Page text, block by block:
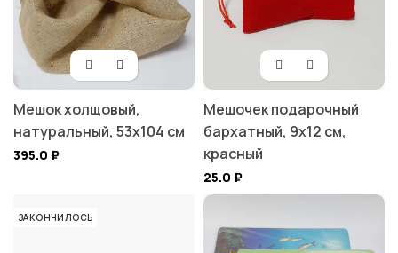
Мешок холщовый,
натуральный, 53х104 см
395.0 ₽
Мешочек подарочный
бархатный, 9х12 см,
красный
25.0 ₽
ЗАКОНЧИЛОСЬ